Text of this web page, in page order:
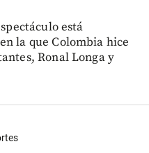
está
la que Colombia hice
Ronal Longa y